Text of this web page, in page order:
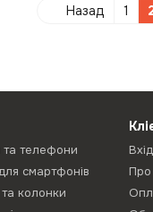
Назад 1
телефони
смартфонів
колонки